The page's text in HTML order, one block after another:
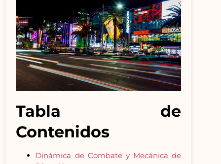
Tabla de
Contenidos
Dinámica de Combate y Mecánica de